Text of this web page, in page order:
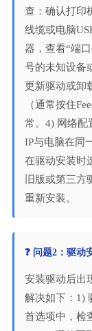
查：确认打印
线缆或电脑
器，查看“端
号的未知设备
更新驱动或卸
（通常按住
常。4) 网络配
IP与电脑在同
在驱动安装时
旧版或第三
重新安装。
❓ 问题2：驱
安装驱动后出
解决如下：1)
首选项中，检